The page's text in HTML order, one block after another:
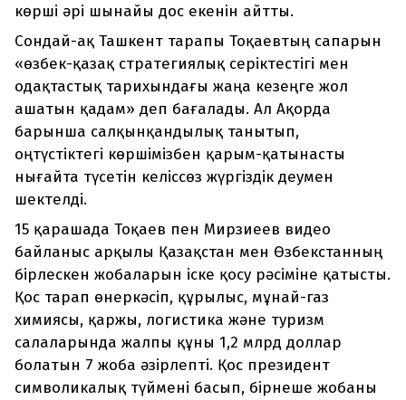
көрші әрі шынайы дос екенін айтты.
Сондай-ақ Ташкент тарапы Тоқаевтың сапарын
«өзбек-қазақ стратегиялық серіктестігі мен
одақтастық тарихындағы жаңа кезеңге жол
ашатын қадам» деп бағалады. Ал Ақорда
барынша салқынқандылық танытып,
оңтүстіктегі көршімізбен қарым-қатынасты
нығайта түсетін келіссөз жүргіздік деумен
шектелді.
15 қарашада Тоқаев пен Мирзиеев видео
байланыс арқылы Қазақстан мен Өзбекстанның
бірлескен жобаларын іске қосу рәсіміне қатысты.
Қос тарап өнеркәсіп, құрылыс, мұнай-газ
химиясы, қаржы, логистика және туризм
салаларында жалпы құны 1,2 млрд доллар
болатын 7 жоба әзірлепті. Қос президент
символикалық түймені басып, бірнеше жобаны